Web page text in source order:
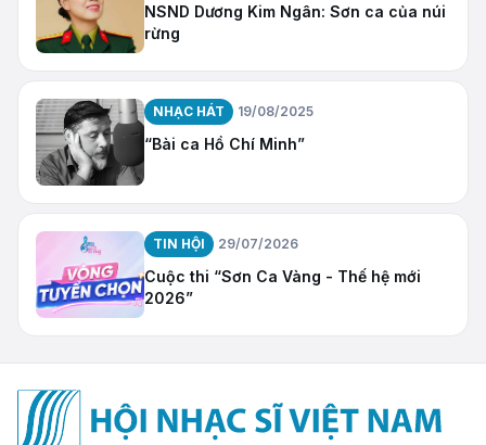
NSND Dương Kim Ngân: Sơn ca của núi
rừng
NHẠC HÁT 19/08/2025
“Bài ca Hồ Chí Minh”
TIN HỘI 29/07/2026
Cuộc thi “Sơn Ca Vàng - Thế hệ mới
2026”